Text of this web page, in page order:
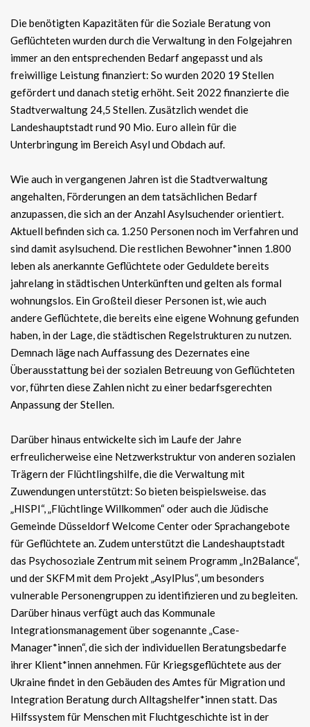
Die benötigten Kapazitäten für die Soziale Beratung von
Geflüchteten wurden durch die Verwaltung in den Folgejahren
immer an den entsprechenden Bedarf angepasst und als
freiwillige Leistung finanziert: So wurden 2020 19 Stellen
gefördert und danach stetig erhöht. Seit 2022 finanzierte die
Stadtverwaltung 24,5 Stellen. Zusätzlich wendet die
Landeshauptstadt rund 90 Mio. Euro allein für die
Unterbringung im Bereich Asyl und Obdach auf.
Wie auch in vergangenen Jahren ist die Stadtverwaltung
angehalten, Förderungen an dem tatsächlichen Bedarf
anzupassen, die sich an der Anzahl Asylsuchender orientiert.
Aktuell befinden sich ca. 1.250 Personen noch im Verfahren und
sind damit asylsuchend. Die restlichen Bewohner*innen 1.800
leben als anerkannte Geflüchtete oder Geduldete bereits
jahrelang in städtischen Unterkünften und gelten als formal
wohnungslos. Ein Großteil dieser Personen ist, wie auch
andere Geflüchtete, die bereits eine eigene Wohnung gefunden
haben, in der Lage, die städtischen Regelstrukturen zu nutzen.
Demnach läge nach Auffassung des Dezernates eine
Überausstattung bei der sozialen Betreuung von Geflüchteten
vor, führten diese Zahlen nicht zu einer bedarfsgerechten
Anpassung der Stellen.
Darüber hinaus entwickelte sich im Laufe der Jahre
erfreulicherweise eine Netzwerkstruktur von anderen sozialen
Trägern der Flüchtlingshilfe, die die Verwaltung mit
Zuwendungen unterstützt: So bieten beispielsweise. das
„HISPI“, „Flüchtlinge Willkommen“ oder auch die Jüdische
Gemeinde Düsseldorf Welcome Center oder Sprachangebote
für Geflüchtete an. Zudem unterstützt die Landeshauptstadt
das Psychosoziale Zentrum mit seinem Programm „In2Balance“,
und der SKFM mit dem Projekt „AsylPlus“, um besonders
vulnerable Personengruppen zu identifizieren und zu begleiten.
Darüber hinaus verfügt auch das Kommunale
Integrationsmanagement über sogenannte „Case-
Manager*innen“, die sich der individuellen Beratungsbedarfe
ihrer Klient*innen annehmen. Für Kriegsgeflüchtete aus der
Ukraine findet in den Gebäuden des Amtes für Migration und
Integration Beratung durch Alltagshelfer*innen statt. Das
Hilfssystem für Menschen mit Fluchtgeschichte ist in der